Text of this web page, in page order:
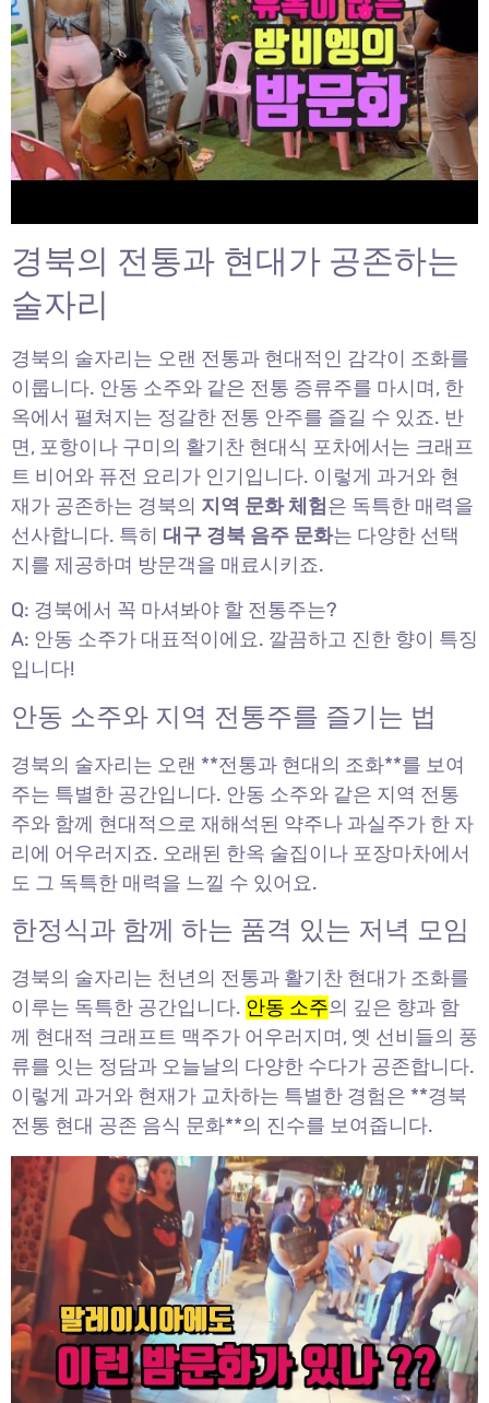
경북의 전통과 현대가 공존하는
술자리
경북의 술자리는 오랜 전통과 현대적인 감각이 조화를
이룹니다. 안동 소주와 같은 전통 증류주를 마시며, 한
옥에서 펼쳐지는 정갈한 전통 안주를 즐길 수 있죠. 반
면, 포항이나 구미의 활기찬 현대식 포차에서는 크래프
트 비어와 퓨전 요리가 인기입니다. 이렇게 과거와 현
재가 공존하는 경북의 지역 문화 체험은 독특한 매력을
선사합니다. 특히 대구 경북 음주 문화는 다양한 선택
지를 제공하며 방문객을 매료시키죠.
Q: 경북에서 꼭 마셔봐야 할 전통주는?
A: 안동 소주가 대표적이에요. 깔끔하고 진한 향이 특징
입니다!
안동 소주와 지역 전통주를 즐기는 법
경북의 술자리는 오랜 **전통과 현대의 조화**를 보여
주는 특별한 공간입니다. 안동 소주와 같은 지역 전통
주와 함께 현대적으로 재해석된 약주나 과실주가 한 자
리에 어우러지죠. 오래된 한옥 술집이나 포장마차에서
도 그 독특한 매력을 느낄 수 있어요.
한정식과 함께 하는 품격 있는 저녁 모임
경북의 술자리는 천년의 전통과 활기찬 현대가 조화를
이루는 독특한 공간입니다. 안동 소주의 깊은 향과 함
께 현대적 크래프트 맥주가 어우러지며, 옛 선비들의 풍
류를 잇는 정담과 오늘날의 다양한 수다가 공존합니다.
이렇게 과거와 현재가 교차하는 특별한 경험은 **경북
전통 현대 공존 음식 문화**의 진수를 보여줍니다.